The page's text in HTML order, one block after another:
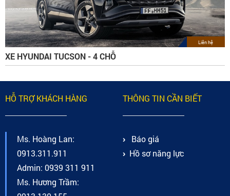
Liên hệ
XE HYUNDAI TUCSON - 4 CHỖ
HỖ TRỢ KHÁCH HÀNG
Ms. Hoàng Lan:
0913.311.911
Admin: 0939 311 911
Ms. Hương Trầm:
THÔNG TIN CẦN BIẾT
Báo giá
Hồ sơ năng lực